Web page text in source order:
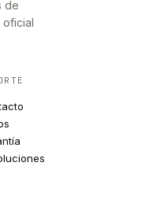
de
oficial